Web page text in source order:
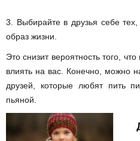
3. Выбирайте в друзья себе
образ жизни.
Это снизит вероятность того,
влиять на вас. Конечно, можно
друзей, которые любят пить
пьяной.